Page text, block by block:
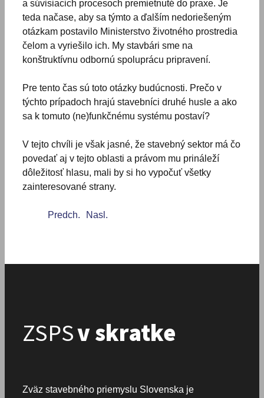
a súvisiacich procesoch premietnuté do praxe. Je
teda načase, aby sa týmto a ďalším nedoriešeným
otázkam postavilo Ministerstvo životného prostredia
čelom a vyriešilo ich. My stavbári sme na
konštruktívnu odbornú spoluprácu pripravení.
Pre tento čas sú toto otázky budúcnosti. Prečo v
týchto prípadoch hrajú stavebníci druhé husle a ako
sa k tomuto (ne)funkčnému systému postaví?
V tejto chvíli je však jasné, že stavebný sektor má čo
povedať aj v tejto oblasti a právom mu prináleží
dôležitosť hlasu, mali by si ho vypočuť všetky
zainteresované strany.
Predch. Nasl.
ZSPSv skratke
Zväz stavebného priemyslu Slovenska je